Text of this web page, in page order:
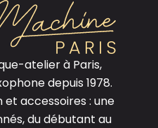
atelier à Paris,
depuis 1978.
accessoires : une
du débutant au